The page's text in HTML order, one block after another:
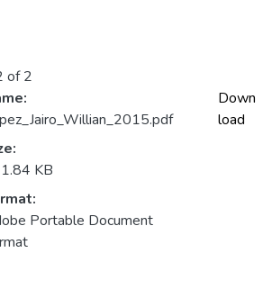
of 2
KB
Portable Document
Down
load